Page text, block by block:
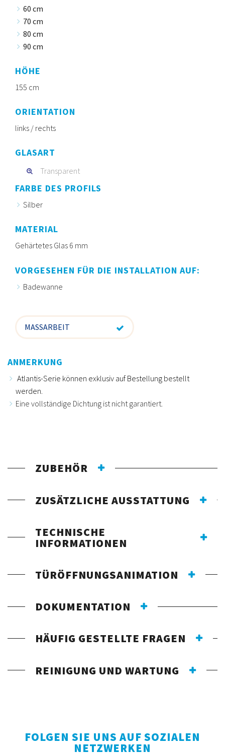
60 cm
70 cm
80 cm
90 cm
HÖHE
155 cm
ORIENTATION
links / rechts
GLASART
Transparent
FARBE DES PROFILS
Silber
MATERIAL
Gehärtetes Glas 6 mm
VORGESEHEN FÜR DIE INSTALLATION AUF:
Badewanne
MASSARBEIT
ANMERKUNG
Atlantis-Serie können exklusiv auf Bestellung bestellt
werden.
Eine vollständige Dichtung ist nicht garantiert.
ZUBEHÖR
ZUSÄTZLICHE AUSSTATTUNG
TECHNISCHE
INFORMATIONEN
TÜRÖFFNUNGSANIMATION
DOKUMENTATION
HÄUFIG GESTELLTE FRAGEN
REINIGUNG UND WARTUNG
FOLGEN SIE UNS AUF SOZIALEN
NETZWERKEN